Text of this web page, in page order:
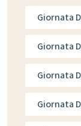
Giornata
Giornata
Giornata
Giornata